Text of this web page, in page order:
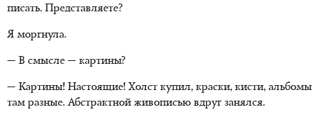
писать. Представляете?
Я моргнула.
— В смысле — картины?
— Картины! Настоящие! Холст купил, краски, кисти, альбомы
там разные. Абстрактной живописью вдруг занялся.